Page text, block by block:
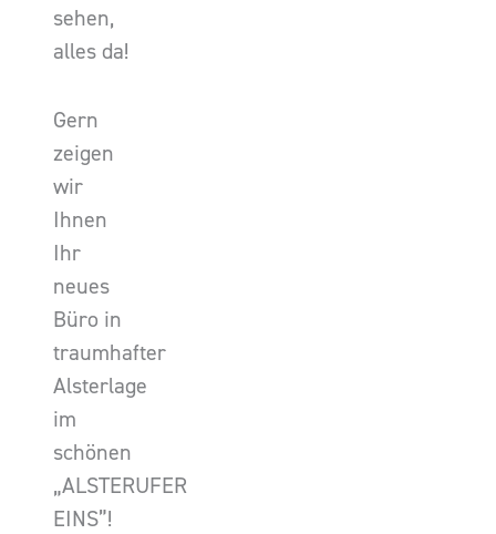
sehen,
alles da!
Gern
zeigen
wir
Ihnen
Ihr
neues
Büro in
traumhafter
Alsterlage
im
schönen
„ALSTERUFER
EINS”!